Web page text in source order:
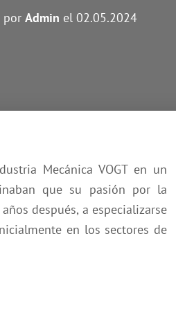
por Admin el 02.05.2024
Mecánica VOGT en un
que su pasión por la
después, a especializarse
en los sectores de